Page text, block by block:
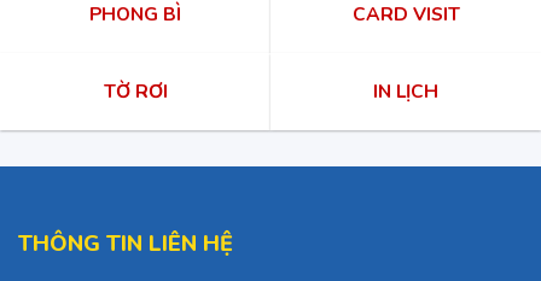
PHONG BÌ CARD VISIT
TỜ RƠI IN LỊCH
THÔNG TIN LIÊN HỆ